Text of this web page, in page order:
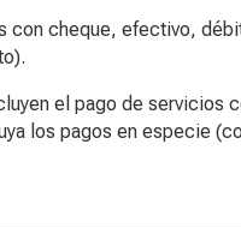
con cheque, efectivo,
el pago de servicios
los pagos en especie